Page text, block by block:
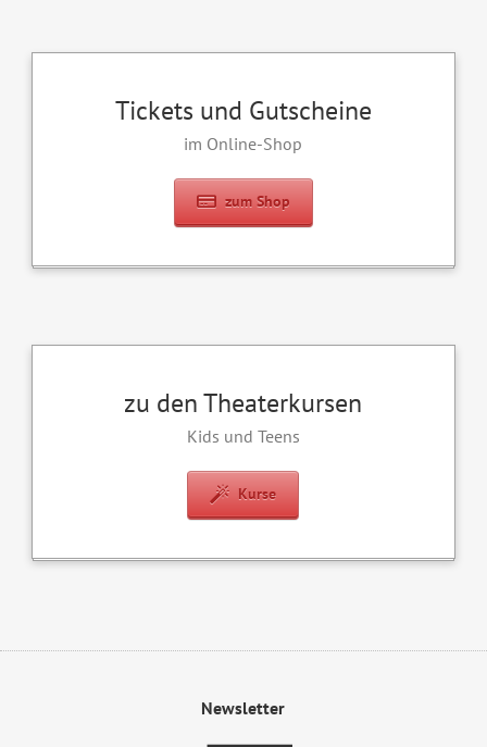
Tickets und Gutscheine
im Online-Shop
zum Shop
zu den Theaterkursen
Kids und Teens
Kurse
Newsletter